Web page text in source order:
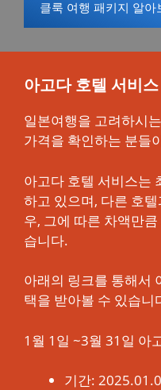
클룩 여행 패키지 알아
아고다 호텔 서비스
일본여행을 고려하시
가격을 확인하는 분들
아고다 호텔 서비스는
하고 있으며, 다른 호
우, 그에 따른 차액만
습니다.
아래의 링크를 통해서
택을 받아볼 수 있습니
1월 1일 ~3월 31일 아
기간: